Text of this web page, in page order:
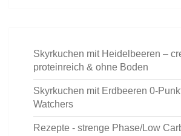
Skyrkuchen mit Heidelbeeren –
proteinreich & ohne Boden
Skyrkuchen mit Erdbeeren 0-
Watchers
Rezepte - strenge Phase/Low